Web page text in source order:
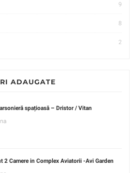
9
8
2
ADAUGATE
spațioasă – Dristor / Vitan
2 Camere in Complex Aviatorii -Avi Garden